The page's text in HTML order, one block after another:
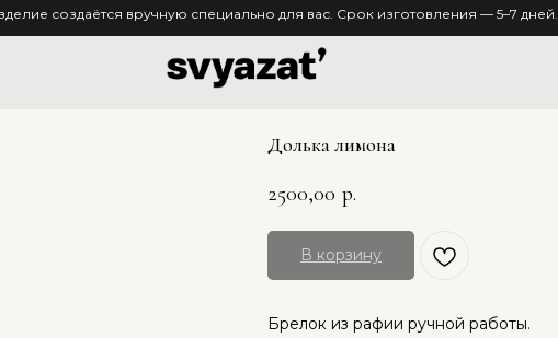
создаётся вручную специально для вас. Срок изготовления — 5–7 дней.
Долька лимона
2500,00 р.
В корзину
Брелок из рафии ручной работы.